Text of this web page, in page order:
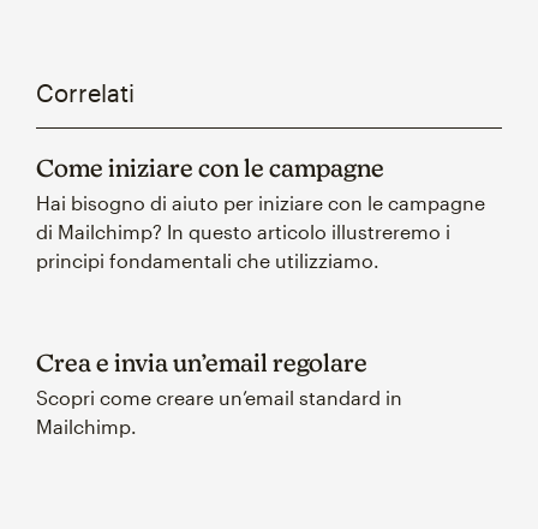
Correlati
Come iniziare con le campagne
Hai bisogno di aiuto per iniziare con le campagne
di Mailchimp? In questo articolo illustreremo i
principi fondamentali che utilizziamo.
Crea e invia un’email regolare
Scopri come creare un’email standard in
Mailchimp.